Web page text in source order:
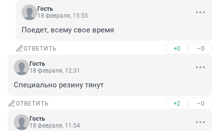
Гость
18 февраля, 15:55
Поедет, всему свое время
ОТВЕТИТЬ +0 –0
Гость
18 февраля, 12:31
Специально резину тянут
ОТВЕТИТЬ +2 –0
Гость
18 февраля, 11:54